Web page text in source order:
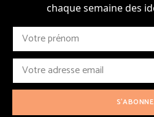
chaque semaine des